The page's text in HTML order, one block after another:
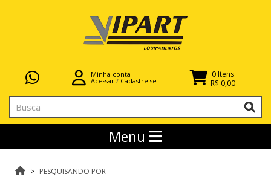
Minha conta
Acessar / Cadastre-se
0 Itens
R$ 0,00
Menu
PESQUISANDO POR